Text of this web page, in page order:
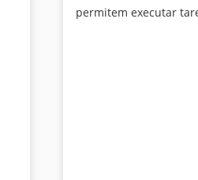
permitem executar